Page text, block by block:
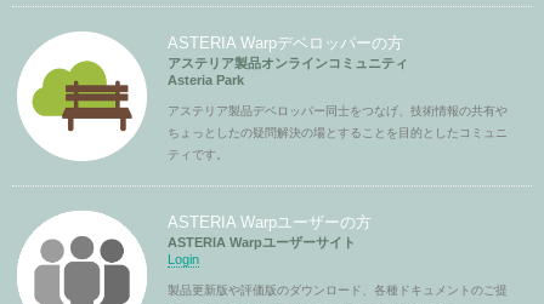
ASTERIA Warpデベロッパーの方
アステリア製品オンラインコミュニティ
Asteria Park
アステリア製品デベロッパー同士をつなげ、技術情報の共有や
ちょっとしたの疑問解決の場とすることを目的としたコミュニ
ティです。
ASTERIA Warpユーザーの方
ASTERIA Warpユーザーサイト
Login
製品更新版や評価版のダウンロード、各種ドキュメントのご提